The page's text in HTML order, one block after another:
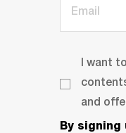
I want
and
By signing